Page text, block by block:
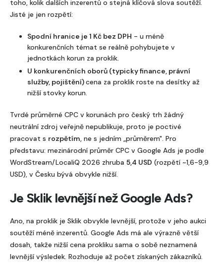
toho, kolik dalších inzerentů o stejná klíčová slova soutěží.
Jisté je jen rozpětí:
Spodní hranice je 1 Kč bez DPH - u méně
konkurenčních témat se reálně pohybujete v
jednotkách korun za proklik.
U konkurenčních oborů (typicky finance, právní
služby, pojištění)cena za proklik roste na desítky až
nižší stovky korun.
Tvrdé průměrné CPC v korunách pro český trh žádný
neutrální zdroj veřejně nepublikuje, proto je poctivé
pracovat s rozpětím, ne s jedním „průměrem". Pro
představu: mezinárodní průměr CPC v Google Ads je podle
WordStream/LocaliQ 2026 zhruba 5,4 USD (rozpětí ~1,6-9,9
USD), v Česku bývá obvykle nižší.
Je Sklik levnější než Google Ads?
Ano, na proklik je Sklik obvykle levnější, protože v jeho aukci
soutěží méně inzerentů. Google Ads má ale výrazně větší
dosah, takže nižší cena prokliku sama o sobě neznamená
levnější výsledek. Rozhoduje až počet získaných zákazníků.